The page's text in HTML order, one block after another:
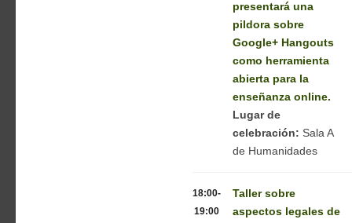
presentará una
pildora sobre
Google+ Hangouts
como herramienta
abierta para la
enseñanza online.
Lugar de
celebración: Sala A
de Humanidades
18:00-
19:00
Taller sobre
aspectos legales de